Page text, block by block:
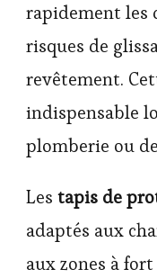
rapidement les
risques de
revêtement.
indispensable
plomberie ou
Les tapis de
adaptés aux
aux zones à